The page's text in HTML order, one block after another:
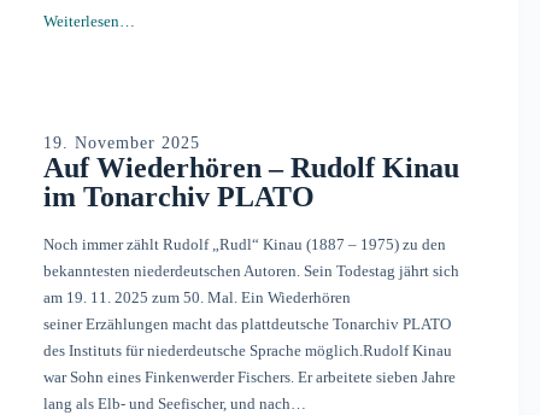
Weiterlesen…
19. November 2025
Auf Wiederhören – Rudolf Kinau
im Tonarchiv PLATO
Noch immer zählt Rudolf „Rudl“ Kinau (1887 – 1975) zu den
bekanntesten niederdeutschen Autoren. Sein Todestag jährt sich
am 19. 11. 2025 zum 50. Mal. Ein Wiederhören
seiner Erzählungen macht das plattdeutsche Tonarchiv PLATO
des Instituts für niederdeutsche Sprache möglich.Rudolf Kinau
war Sohn eines Finkenwerder Fischers. Er arbeitete sieben Jahre
lang als Elb- und Seefischer, und nach…